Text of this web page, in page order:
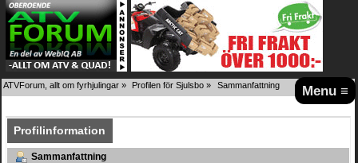
Menu ≡
ATVForum, allt om fyrhjulingar » Profilen för Sjulsbo » Sammanfattning
Profilinformation
Sammanfattning